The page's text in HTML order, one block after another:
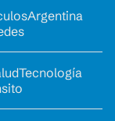
Argentina
Tecnología